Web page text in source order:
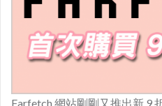
Farfetch 網站剛剛又推出新 9